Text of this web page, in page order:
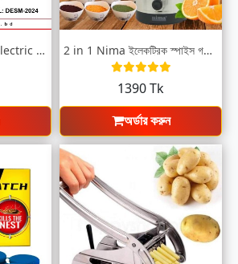
Disnie DESM-2024 Electric Food Processor 2 in 1 Nima ইলেকট্রিক স্পাইস গ্রাইন্ডার
1390 Tk
অর্ডার করুন